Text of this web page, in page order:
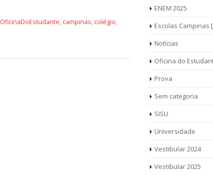
, campinas, colégio,
ENEM 2025
Escolas Campinas
Notícias
Oficina do
Prova
Sem categoria
SISU
Universidade
Vestibular 2024
Vestibular 2025